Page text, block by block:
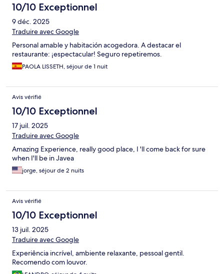
10/10 Exceptionnel
9 déc. 2025
Traduire avec Google
Personal amable y habitación acogedora. A destacar el
restaurante: ¡espectacular! Seguro repetiremos.
PAOLA LISSETH, séjour de 1 nuit
Avis vérifié
10/10 Exceptionnel
17 juil. 2025
Traduire avec Google
Amazing Experience, really good place, I 'll come back for sure
when I'll be in Javea
jorge, séjour de 2 nuits
Avis vérifié
10/10 Exceptionnel
13 juil. 2025
Traduire avec Google
Experiência incrível, ambiente relaxante, pessoal gentil.
Recomendo com louvor.